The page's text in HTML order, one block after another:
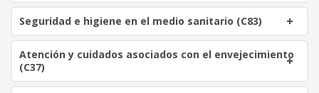
Seguridad e higiene en el medio sanitario (C83)
Atención y cuidados asociados con el envejecimiento
(C37)